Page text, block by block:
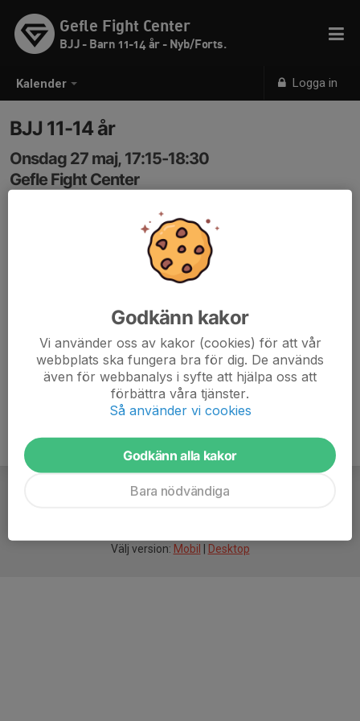
Kalender Logga in
Gefle Fight Center
BJJ - Barn 11-14 år - Nyb/Forts.
BJJ 11-14 år
Onsdag 27 maj, 17:15-18:30
Gefle Fight Center
Välj version: Mobil Desktop
Godkänn kakor
Vi använder oss av kakor (cookies) för att vår
webbplats ska fungera bra för dig. De används
även för webbanalys i syfte att hjälpa oss att
förbättra våra tjänster.
Så använder vi cookies
Godkänn alla kakor
Bara nödvändiga